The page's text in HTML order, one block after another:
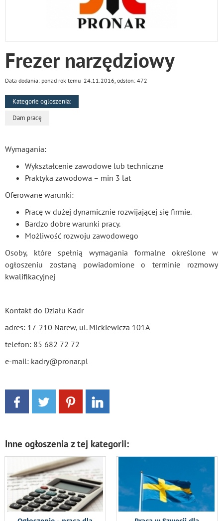
Frezer narzędziowy
Data dodania: ponad rok temu 24.11.2016, odsłon: 472
Kategorie ogloszenia:
Dam pracę
Wymagania:
Wykształcenie zawodowe lub techniczne
Praktyka zawodowa – min 3 lat
Oferowane warunki:
Pracę w dużej dynamicznie rozwijającej się firmie.
Bardzo dobre warunki pracy.
Możliwość rozwoju zawodowego
Osoby, które spełnią wymagania formalne określone w
ogłoszeniu zostaną powiadomione o terminie rozmowy
kwalifikacyjnej
Kontakt do Działu Kadr
adres: 17-210 Narew, ul. Mickiewicza 101A
telefon: 85 682 72 72
e-mail: kadry@pronar.pl
Inne ogłoszenia z tej kategorii: